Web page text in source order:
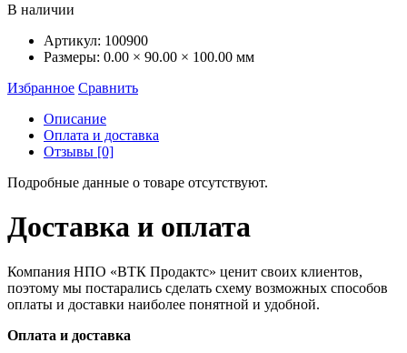
В наличии
Артикул: 100900
Размеры: 0.00 × 90.00 × 100.00 мм
Избранное Сравнить
Описание
Оплата и доставка
Отзывы [0]
Подробные данные о товаре отсутствуют.
Доставка и оплата
Компания НПО «ВТК Продактс» ценит своих клиентов,
поэтому мы постарались сделать схему возможных способов
оплаты и доставки наиболее понятной и удобной.
Оплата и доставка